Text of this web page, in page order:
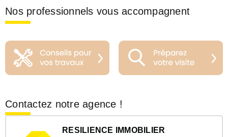
Nos professionnels vous accompagnent
Contactez notre agence !
RESILIENCE IMMOBILIER